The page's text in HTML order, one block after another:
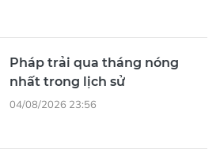
Pháp trải qua tháng nóng
nhất trong lịch sử
04/08/2026 23:56